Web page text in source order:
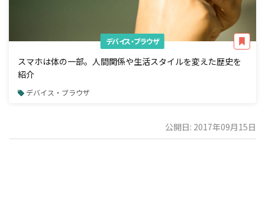
デバイス・ブラウザ
スマホは体の一部。人間関係や生活スタイルを変えた歴史を
紹介
デバイス・ブラウザ
公開日: 2017年09月15日